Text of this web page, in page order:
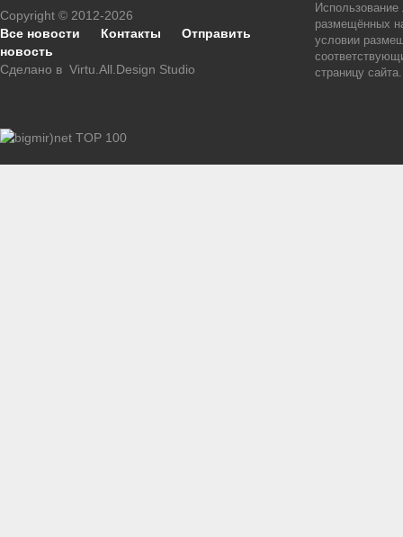
Copyright © 2012-2026
Все новости
Контакты
Отправить
новость
Сделано в Virtu.All.Design Studio
размещённых
условии
страницу сайта.